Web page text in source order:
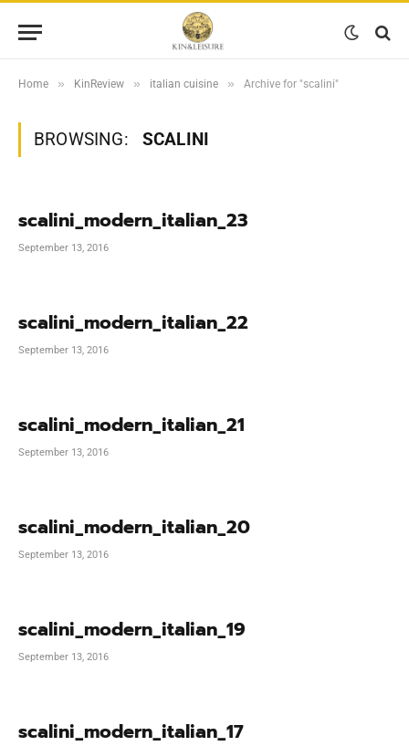
Home » KinReview » italian cuisine » Archive for "scalini"
BROWSING: SCALINI
scalini_modern_italian_23
September 13, 2016
scalini_modern_italian_22
September 13, 2016
scalini_modern_italian_21
September 13, 2016
scalini_modern_italian_20
September 13, 2016
scalini_modern_italian_19
September 13, 2016
scalini_modern_italian_17